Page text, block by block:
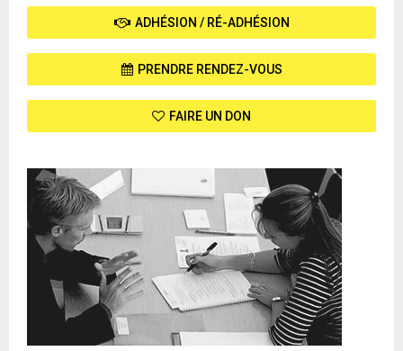
ADHÉSION / RÉ-ADHÉSION
PRENDRE RENDEZ-VOUS
FAIRE UN DON